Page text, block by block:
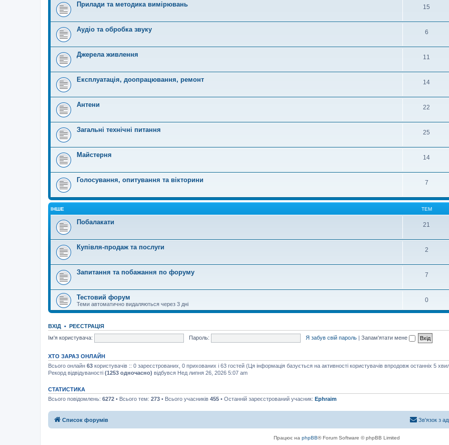
Прилади та методика вимірювань 15
Аудіо та обробка звуку 6
Джерела живлення 11
Експлуатація, доопрацювання, ремонт 14
Антени 22
Загальні технічні питання 25
Майстерня 14
Голосування, опитування та вікторини 7
ІНШЕ ТЕМ
Побалакати 21
Купівля-продаж та послуги 2
Запитання та побажання по форуму 7
Тестовий форум
Теми автоматично видаляються через 3 дні
0
ВХІД •
РЕЄСТРАЦІЯ
Ім'я користувача:
Пароль: Я забув свій пароль Запам'ятати мене
ХТО ЗАРАЗ ОНЛАЙН
Всього онлайн 63 користувачів :: 0 зареєстрованих, 0 прихованих і 63 гостей (Ця інформація базується на активності користувачів впродовж останніх 5
Рекорд відвідуваності (1253 одночасно) відбувся Нед липня 26, 2026 5:07 am
СТАТИСТИКА
Всього повідомлень: 6272 • Всього тем: 273 • Всього учасників 455 • Останній зареєстрований учасник: Ephraim
Список форумів Зв'язок з
Працює на phpBB® Forum Software © phpBB Limited